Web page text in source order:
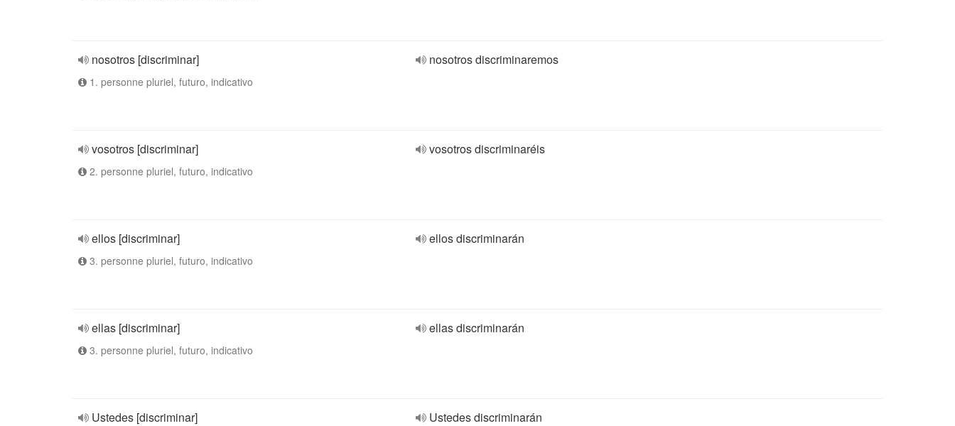
nosotros [discriminar]
1. personne pluriel, futuro, indicativo
nosotros discriminaremos
vosotros [discriminar]
2. personne pluriel, futuro, indicativo
vosotros discriminaréis
ellos [discriminar]
3. personne pluriel, futuro, indicativo
ellos discriminarán
ellas [discriminar]
3. personne pluriel, futuro, indicativo
ellas discriminarán
Ustedes [discriminar] Ustedes discriminarán